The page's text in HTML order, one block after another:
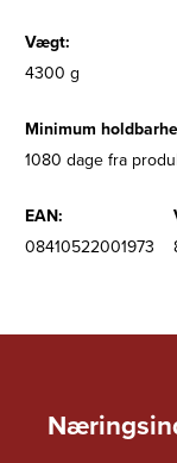
Vægt:
4300 g
Minimum
1080 dage fra
EAN:
08410522001973